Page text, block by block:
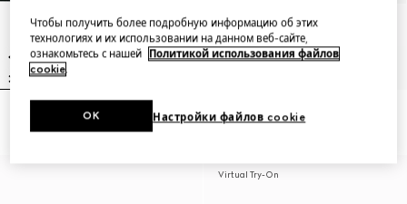
Men's Screener sneaker Positano small pouch
Virtual Try-On
Чтобы получить более подробную информацию об этих
технологиях и их использовании на данном веб-сайте,
ознакомьтесь с нашей
Политикой использования файлов
cookie.
Настройки файлов cookie
OK